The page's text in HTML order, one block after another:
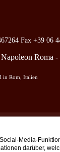
Media-
darüber,
Fax +39 06
Roma -
in Rom, Italien